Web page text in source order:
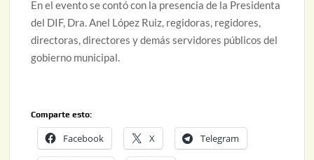
En el evento se contó con la presencia de la Presidenta
del DIF, Dra. Anel López Ruiz, regidoras, regidores,
directoras, directores y demás servidores públicos del
gobierno municipal.
Comparte esto:
Facebook X Telegram